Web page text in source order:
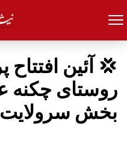
💢 آئین افتتاح
روستای چکنه
بخش سرولایت